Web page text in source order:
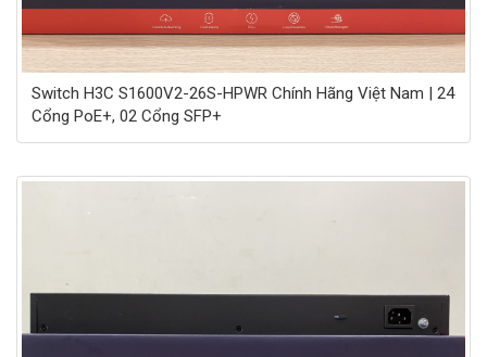
Switch H3C S1600V2-26S-HPWR Chính Hãng Việt Nam | 24
Cổng PoE+, 02 Cổng SFP+